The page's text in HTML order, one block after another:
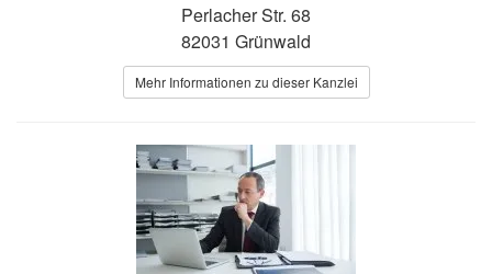
Perlacher Str. 68
82031 Grünwald
Mehr Informationen zu dieser Kanzlei